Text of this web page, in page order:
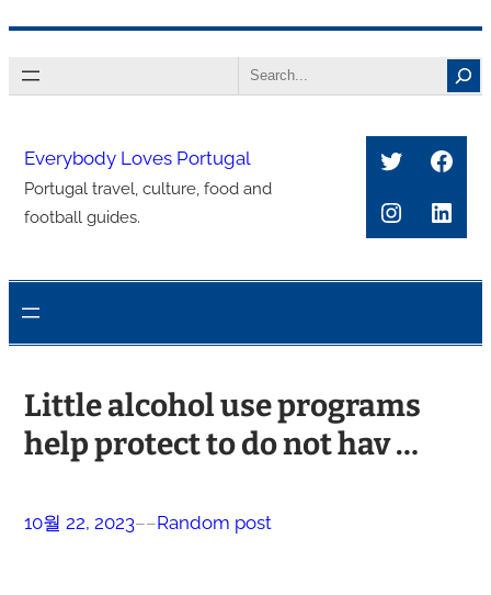
텐
바
로
Search
Everybody Loves Portugal
Portugal travel, culture, food and
football guides.
Twitter
Little alcohol use programs
help protect to do not hav …
10월 22, 2023––Random post